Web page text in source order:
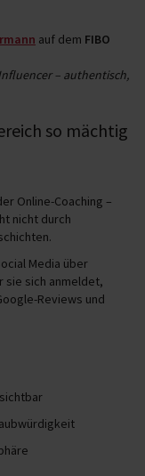
auf dem FIBO
– authentisch,
so mächtig
Online-Coaching –
nicht durch
Media über
sie sich anmeldet,
Reviews und